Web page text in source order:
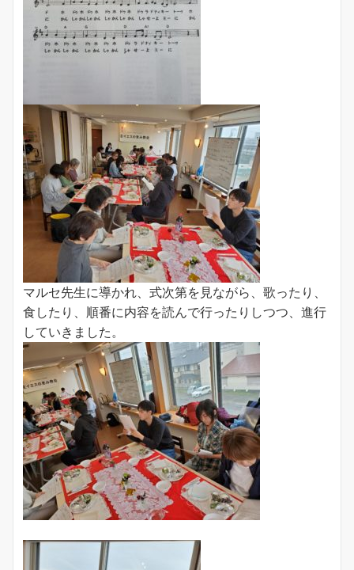
マルセ先生に導かれ、式次第を見ながら、歌ったり、
食したり、順番に内容を読んで行ったりしつつ、進行
していきました。